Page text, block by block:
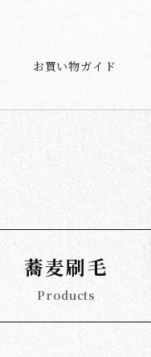
お買い物ガイド
蕎麦刷毛
Products